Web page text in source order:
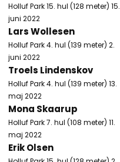
Holluf Park 15. hul (128 meter) 15.
juni 2022
Lars Wollesen
Holluf Park 4. hul (139 meter) 2.
juni 2022
Troels Lindenskov
Holluf Park 4. hul (139 meter) 13.
maj 2022
Mona Skaarup
Holluf Park 7. hul (108 meter) 11.
maj 2022
Erik Olsen